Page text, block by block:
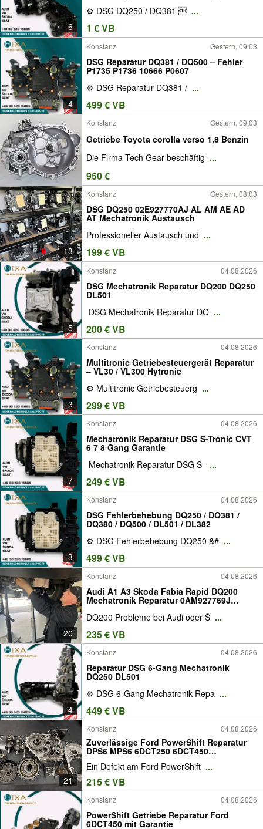
6
⚙️ DSG DQ250 / DQ381  ...
1 € VB
4
Konstanz Gestern, 09:03
DSG Reparatur DQ381 / DQ500 – Fehler
P1735 P1736 10666 P0607
⚙️ DSG Reparatur DQ381 / ...
499 € VB
Konstanz Gestern, 09:03
Getriebe Toyota corolla verso 1,8 Benzin
Die Firma Tech Gear beschäftig ...
950 €
13
Konstanz Gestern, 08:03
DSG DQ250 02E927770AJ AL AM AE AD
AT Mechatronik Austausch
Professioneller Austausch und ...
199 € VB
5
Konstanz 04.08.2026
DSG Mechatronik Reparatur DQ200 DQ250
DL501
️ DSG Mechatronik Reparatur DQ ...
200 € VB
3
Konstanz 04.08.2026
Multitronic Getriebesteuergerät Reparatur
– VL30 / VL300 Hytronic
⚙️ Multitronic Getriebesteuerg ...
299 € VB
7
Konstanz 04.08.2026
Mechatronik Reparatur DSG S-Tronic CVT
6 7 8 Gang Garantie
️ Mechatronik Reparatur DSG S- ...
249 € VB
3
Konstanz 04.08.2026
DSG Fehlerbehebung DQ250 / DQ381 /
DQ380 / DQ500 / DL501 / DL382
⚙️ DSG Fehlerbehebung DQ250 &# ...
499 € VB
20
Konstanz 04.08.2026
Audi A1 A3 Skoda Fabia Rapid DQ200
Mechatronik Reparatur 0AM927769J
0AM927769L 0AM927769N; 0AM927769P
Yeti, Roomster, Karoq DSG7 DSG 7-Gang
DQ200 Probleme bei Audi oder Š ...
235 € VB
4
Konstanz 04.08.2026
Reparatur DSG 6-Gang Mechatronik
DQ250 DL501
⚙️ DSG 6-Gang Mechatronik Repa ...
449 € VB
21
Konstanz 04.08.2026
Zuverlässige Ford PowerShift Reparatur
DPS6 MPS6 6DCT250 6DCT450
Focus Mondeo Kuga Fiesta S-Max Galaxy
Volvo V40 XC60 | kostenlose Diagnose |
Austausch möglich
Ein Defekt am Ford PowerShift ...
215 € VB
Konstanz 04.08.2026
PowerShift Getriebe Reparatur Ford
6DCT450 mit Garantie